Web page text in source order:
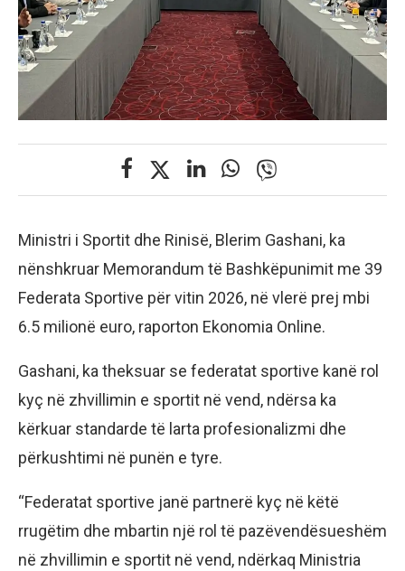
Ministri i Sportit dhe Rinisë, Blerim Gashani, ka
nënshkruar Memorandum të Bashkëpunimit me 39
Federata Sportive për vitin 2026, në vlerë prej mbi
6.5 milionë euro, raporton Ekonomia Online.
Gashani, ka theksuar se federatat sportive kanë rol
kyç në zhvillimin e sportit në vend, ndërsa ka
kërkuar standarde të larta profesionalizmi dhe
përkushtimi në punën e tyre.
“Federatat sportive janë partnerë kyç në këtë
rrugëtim dhe mbartin një rol të pazëvendësueshëm
në zhvillimin e sportit në vend, ndërkaq Ministria